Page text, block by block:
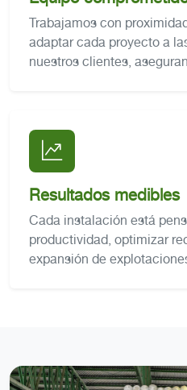
Trabajamos con
adaptar cada proyecto a
nuestros clientes,
Resultados medibles
Cada instalación está
productividad, optimizar
expansión de